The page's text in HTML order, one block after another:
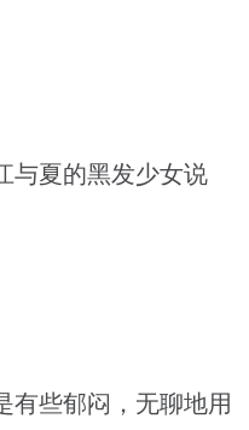
夏的黑发少女说
些郁闷，无聊地用